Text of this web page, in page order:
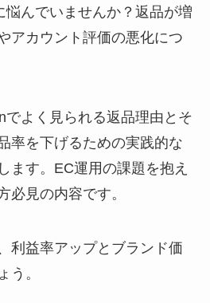
悩んでいませんか？返品が増
アカウント評価の悪化につ
でよく見られる返品理由とそ
率を下げるための実践的な
ます。EC運用の課題を抱え
必見の内容です。
利益率アップとブランド価
う。